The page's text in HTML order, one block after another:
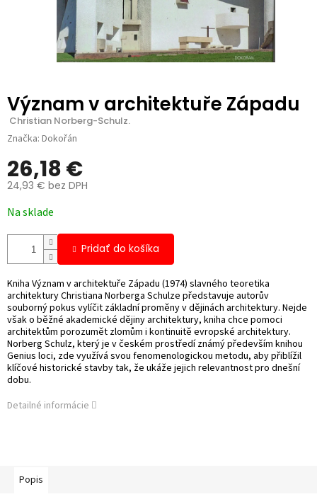
Význam v architektuře Západu
Christian Norberg-Schulz.
Značka: Dokořán
26,18 €
24,93 € bez DPH
cena:
Na sklade
Pridať do košíka
Kniha Význam v architektuře Západu (1974) slavného teoretika
architektury Christiana Norberga Schulze představuje autorův
souborný pokus vylíčit základní proměny v dějinách architektury. Nejde
však o běžné akademické dějiny architektury, kniha chce pomoci
architektům porozumět zlomům i kontinuitě evropské architektury.
Norberg Schulz, který je v českém prostředí známý především knihou
Genius loci, zde využívá svou fenomenologickou metodu, aby přiblížil
klíčové historické stavby tak, že ukáže jejich relevantnost pro dnešní
dobu.
Detailné informácie
Popis